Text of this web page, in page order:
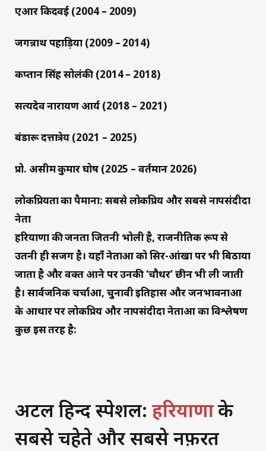
एआर किदवई (2004 – 2009)
जगन्नाथ पहाड़िया (2009 – 2014)
कप्तान सिंह सोलंकी (2014 – 2018)
सत्यदेव नारायण आर्य (2018 – 2021)
बंडारू दत्तात्रेय (2021 – 2025)
प्रो. असीम कुमार घोष (2025 – वर्तमान 2026)
लोकप्रियता का पैमाना: सबसे लोकप्रिय और सबसे नापसंदीदा
नेता
हरियाणा की जनता जितनी भोली है, राजनीतिक रूप से
उतनी ही सजग है। यहाँ नेताओं को सिर-आंखों पर भी बिठाया
जाता है और वक्त आने पर उनकी ‘चौधर’ छीन भी ली जाती
है। सार्वजनिक चर्चाओं, चुनावी इतिहास और जनभावनाओं
के आधार पर लोकप्रिय और नापसंदीदा नेताओं का विश्लेषण
कुछ इस तरह है:
अटल हिन्द स्पेशल: हरियाणाके
सबसे चहेते और सबसे नफ़रत